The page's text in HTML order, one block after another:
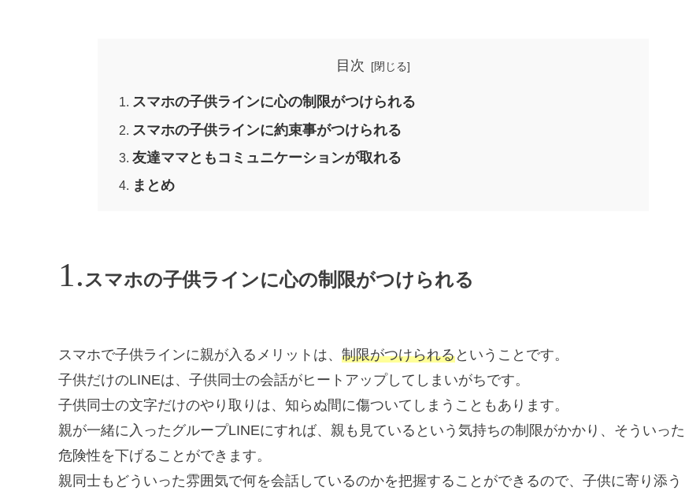
目次
スマホの子供ラインに心の制限がつけられる
スマホの子供ラインに約束事がつけられる
友達ママともコミュニケーションが取れる
まとめ
スマホの子供ラインに心の制限がつけられる
スマホで子供ラインに親が入るメリットは、 制限がつけられるということです。
子供だけのLINEは、子供同士の会話がヒートアップしてしまいがちです。
子供同士の文字だけのやり取りは、知らぬ間に傷ついてしまうこともあります。
親が一緒に入ったグループLINEにすれば、親も見ているという気持ちの制限がかかり、そういった
危険性を下げることができます。
親同士もどういった雰囲気で何を会話しているのかを把握することができるので、子供に寄り添う